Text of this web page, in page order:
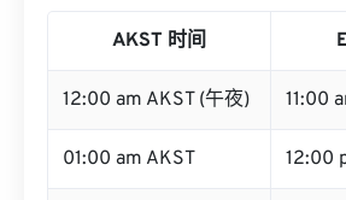
AKST 时间
12:00 am AKST (午夜) 11:00
01:00 am AKST 12:00